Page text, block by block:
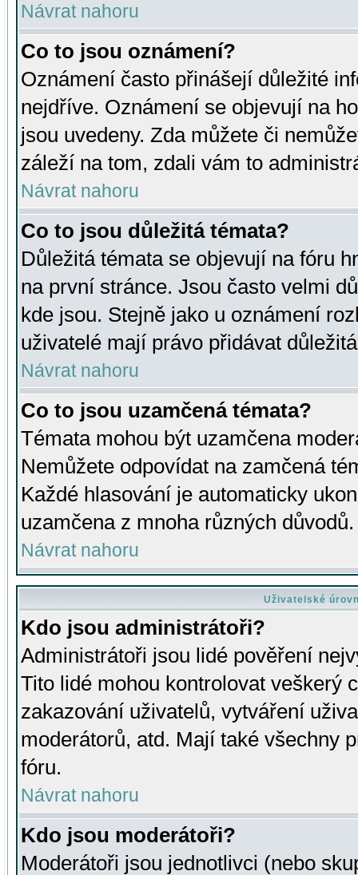
Návrat nahoru
Co to jsou oznámení?
Oznámení často přinášejí důležité
nejdříve. Oznámení se objevují na
jsou uvedeny. Zda můžete či
záleží na tom, zdali vám to
Návrat nahoru
Co to jsou důležitá témata?
Důležitá témata se objevují na fóru
na první stránce. Jsou často velmi
kde jsou. Stejně jako u oznámení
uživatelé mají právo přidávat
Návrat nahoru
Co to jsou uzamčená témata?
Témata mohou být uzamčena
Nemůžete odpovídat na zamčená
Každé hlasování je automaticky
uzamčena z mnoha různých důvodů.
Návrat nahoru
Uživatelské
Kdo jsou administrátoři?
Administrátoři jsou lidé pověření
Tito lidé mohou kontrolovat veškerý
zakazování uživatelů, vytváření
moderátorů, atd. Mají také všechny
fóru.
Návrat nahoru
Kdo jsou moderátoři?
Moderátoři jsou jednotlivci (nebo